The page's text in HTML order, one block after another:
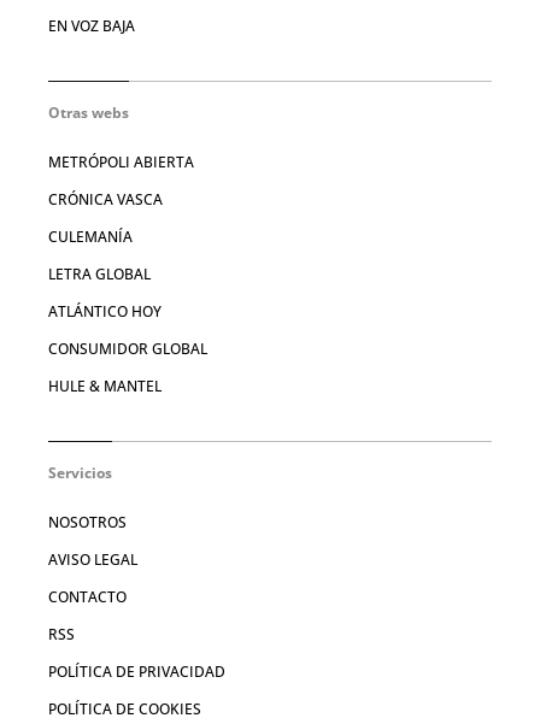
EN VOZ BAJA
Otras webs
METRÓPOLI ABIERTA
CRÓNICA VASCA
CULEMANÍA
LETRA GLOBAL
ATLÁNTICO HOY
CONSUMIDOR GLOBAL
HULE & MANTEL
Servicios
NOSOTROS
AVISO LEGAL
CONTACTO
RSS
POLÍTICA DE PRIVACIDAD
POLÍTICA DE COOKIES